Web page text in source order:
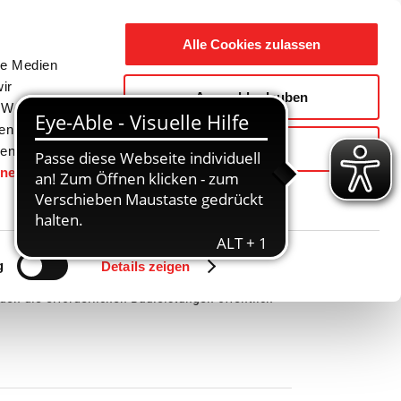
Medien
Daten
gesetzt.
Details zeigen
Alle Cookies zulassen
Auswahl erlauben
Ablehnen
Gemeinde / Geschichte
Zurück
die erforderlichen Bauleistungen öffentlich